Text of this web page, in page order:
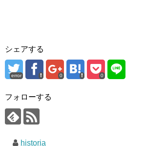
シェアする
error 0 0
フォローする
historia